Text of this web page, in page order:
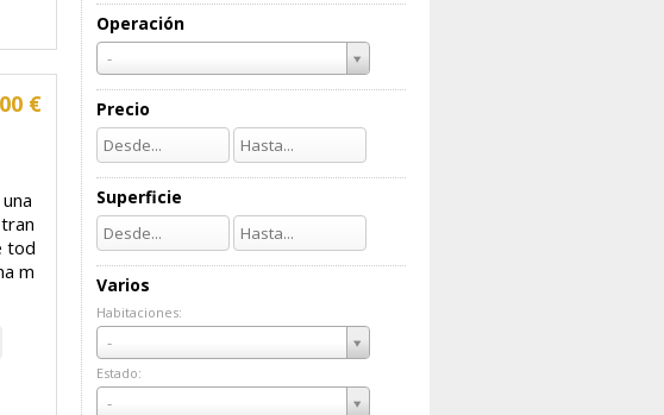
Operación
-
Precio
Superficie
Varios
Habitaciones:
-
Habitaciones:
Estado:
-
Estado:
€
tod
m